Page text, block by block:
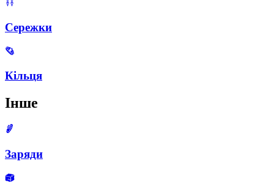
Сережки
Кільця
Інше
Заряди